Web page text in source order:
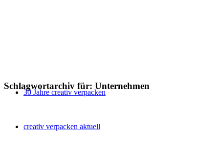
30 Jahre creativ verpacken
creativ verpacken aktuell
Schlagwortarchiv für: Unternehmen